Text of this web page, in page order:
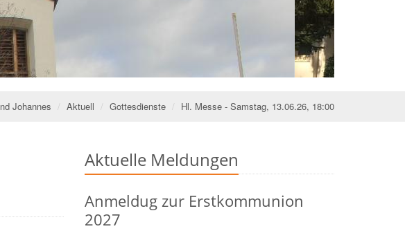
Johannes Aktuell Gottesdienste Hl. Messe - Samstag, 13.06.26, 18:00
Aktuelle Meldungen
Anmeldug zur Erstkommunion
2027